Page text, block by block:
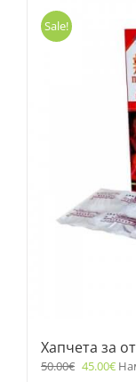
Sale!
Хапчета за
50.00€ 45.00€